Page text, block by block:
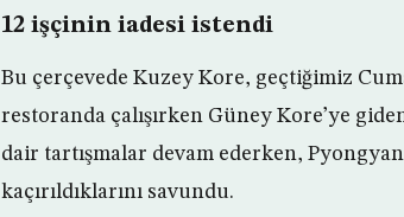
12 işçinin iadesi istendi
Bu çerçevede Kuzey Kore, geçtiğimiz
restoranda çalışırken Güney Kore’ye
dair tartışmalar devam ederken,
kaçırıldıklarını savundu.